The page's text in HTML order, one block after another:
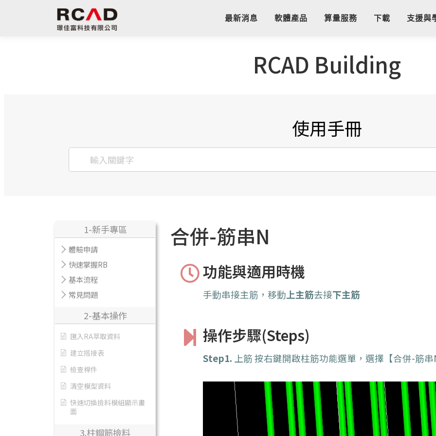
最新消息 軟體產品 算量服務 下載 支援與
RCAD Building
使用手冊
1-新手專區
體驗申請
快速掌握RB
基本流程
常見問題
2-基本操作
匯入RA萃取資料
建立搭接表
檢查桿件
清空模型資料
快速切換撿料模組顯示畫
面
3.柱鋼筋撿料
合併-筋串N
功能與適用時機
手動串接主筋，移動上主筋去接下主筋
操作步驟(Steps)
Step1. 上筋 按右鍵開啟柱筋功能選單，選擇【合併-筋